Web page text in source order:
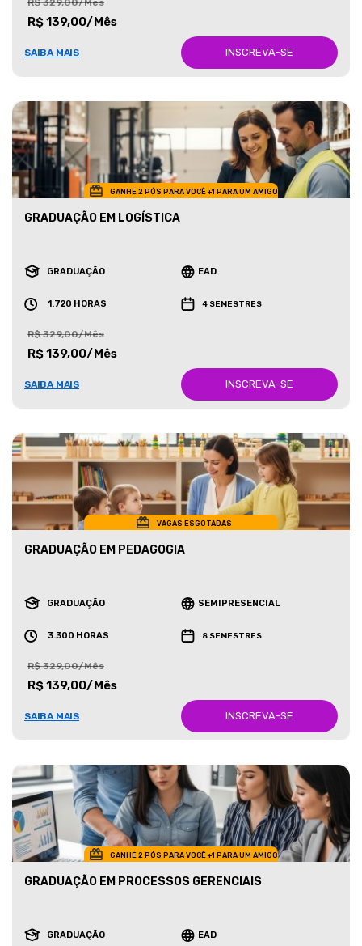
R$ 329,00/Mês
R$ 139,00/Mês
SAIBA MAIS INSCREVA-SE
GANHE 2 PÓS PARA VOCÊ +1 PARA UM AMIGO
GRADUAÇÃO EM LOGÍSTICA
GRADUAÇÃO EAD
1.720 HORAS 4 SEMESTRES
R$ 329,00/Mês
R$ 139,00/Mês
SAIBA MAIS INSCREVA-SE
VAGAS ESGOTADAS
GRADUAÇÃO EM PEDAGOGIA
GRADUAÇÃO SEMIPRESENCIAL
3.300 HORAS 8 SEMESTRES
R$ 329,00/Mês
R$ 139,00/Mês
SAIBA MAIS INSCREVA-SE
GANHE 2 PÓS PARA VOCÊ +1 PARA UM AMIGO
GRADUAÇÃO EM PROCESSOS GERENCIAIS
GRADUAÇÃO EAD